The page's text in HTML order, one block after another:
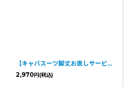
【キャバスーツ脚丈お直しサービス】（4脚）
2,970円(税込)